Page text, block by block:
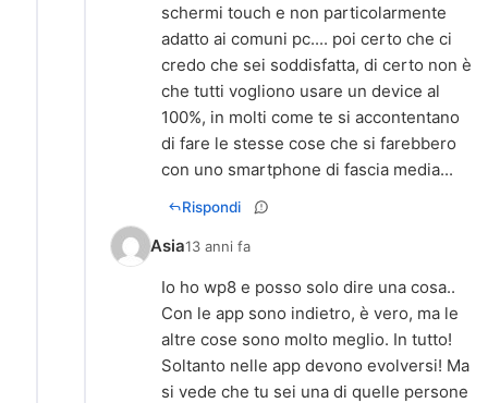
schermi touch e non particolarmente
adatto ai comuni pc.... poi certo che ci
credo che sei soddisfatta, di certo non è
che tutti vogliono usare un device al
100%, in molti come te si accontentano
di fare le stesse cose che si farebbero
con uno smartphone di fascia media...
Rispondi
Asia13 anni fa
Io ho wp8 e posso solo dire una cosa..
Con le app sono indietro, è vero, ma le
altre cose sono molto meglio. In tutto!
Soltanto nelle app devono evolversi! Ma
si vede che tu sei una di quelle persone